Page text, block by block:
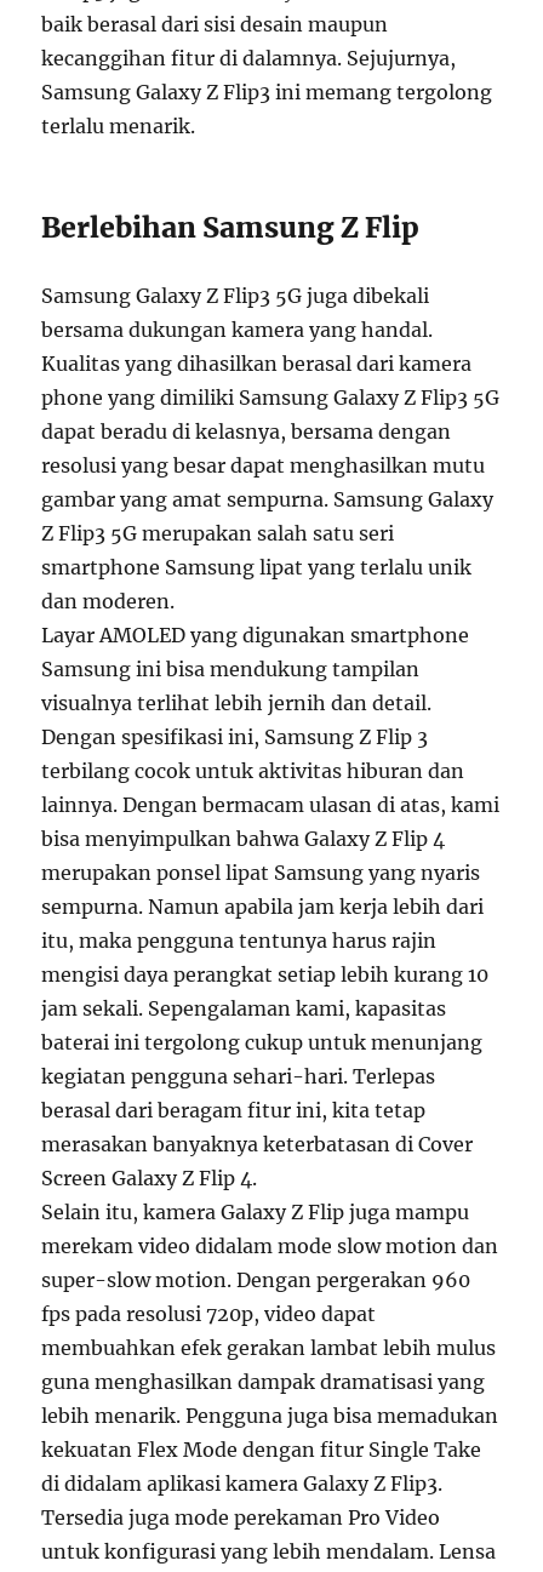
baik berasal dari sisi desain maupun
kecanggihan fitur di dalamnya. Sejujurnya,
Samsung Galaxy Z Flip3 ini memang tergolong
terlalu menarik.
Berlebihan Samsung Z Flip
Samsung Galaxy Z Flip3 5G juga dibekali
bersama dukungan kamera yang handal.
Kualitas yang dihasilkan berasal dari kamera
phone yang dimiliki Samsung Galaxy Z Flip3 5G
dapat beradu di kelasnya, bersama dengan
resolusi yang besar dapat menghasilkan mutu
gambar yang amat sempurna. Samsung Galaxy
Z Flip3 5G merupakan salah satu seri
smartphone Samsung lipat yang terlalu unik
dan moderen.
Layar AMOLED yang digunakan smartphone
Samsung ini bisa mendukung tampilan
visualnya terlihat lebih jernih dan detail.
Dengan spesifikasi ini, Samsung Z Flip 3
terbilang cocok untuk aktivitas hiburan dan
lainnya. Dengan bermacam ulasan di atas, kami
bisa menyimpulkan bahwa Galaxy Z Flip 4
merupakan ponsel lipat Samsung yang nyaris
sempurna. Namun apabila jam kerja lebih dari
itu, maka pengguna tentunya harus rajin
mengisi daya perangkat setiap lebih kurang 10
jam sekali. Sepengalaman kami, kapasitas
baterai ini tergolong cukup untuk menunjang
kegiatan pengguna sehari-hari. Terlepas
berasal dari beragam fitur ini, kita tetap
merasakan banyaknya keterbatasan di Cover
Screen Galaxy Z Flip 4.
Selain itu, kamera Galaxy Z Flip juga mampu
merekam video didalam mode slow motion dan
super-slow motion. Dengan pergerakan 960
fps pada resolusi 720p, video dapat
membuahkan efek gerakan lambat lebih mulus
guna menghasilkan dampak dramatisasi yang
lebih menarik. Pengguna juga bisa memadukan
kekuatan Flex Mode dengan fitur Single Take
di didalam aplikasi kamera Galaxy Z Flip3.
Tersedia juga mode perekaman Pro Video
untuk konfigurasi yang lebih mendalam. Lensa